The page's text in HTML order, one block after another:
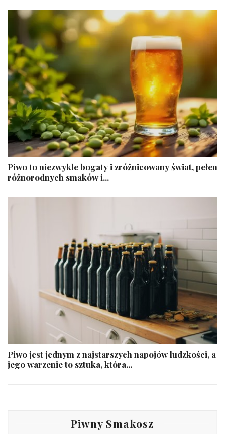
Piwo to niezwykle bogaty i zróżnicowany świat, pełen
różnorodnych smaków i...
Piwo jest jednym z najstarszych napojów ludzkości, a
jego warzenie to sztuka, która...
Piwny Smakosz